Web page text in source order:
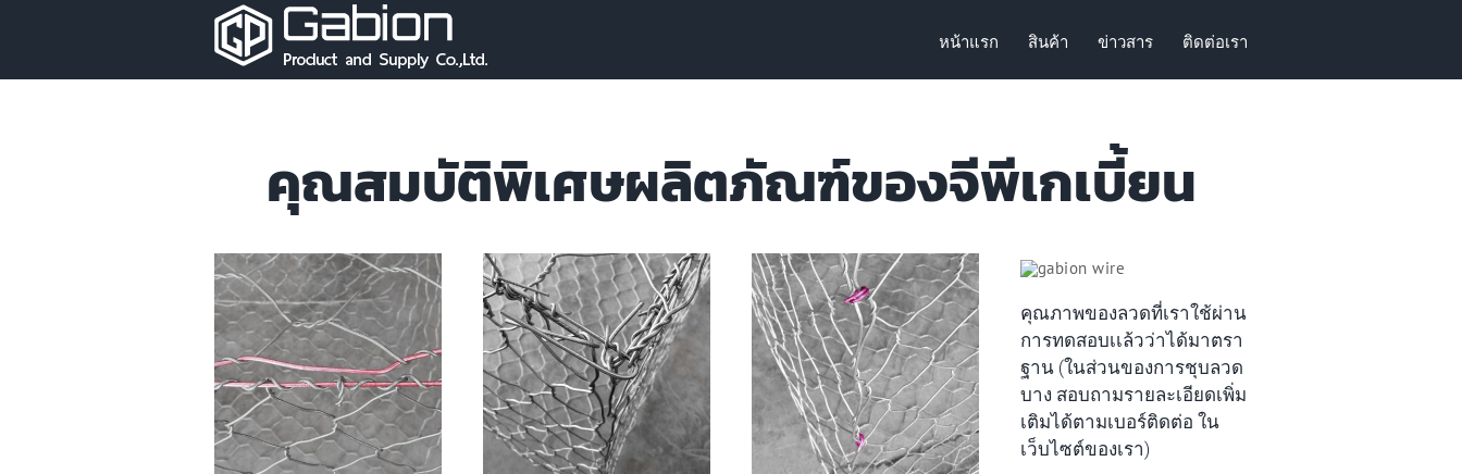
หน้าแรก สินค้า ข่าวสาร ติดต่อเรา
คุณสมบัติพิเศษผลิตภัณฑ์ของจีพีเกเบี้ยน
คุณภาพของลวดที่เราใช้ผ่าน
การทดสอบเเล้วว่าได้มาตรา
ฐาน (ในส่วนของการชุบลวด
บาง สอบถามรายละเอียดเพิ่ม
เติมได้ตามเบอร์ติดต่อ ใน
เว็บไซต์ของเรา)